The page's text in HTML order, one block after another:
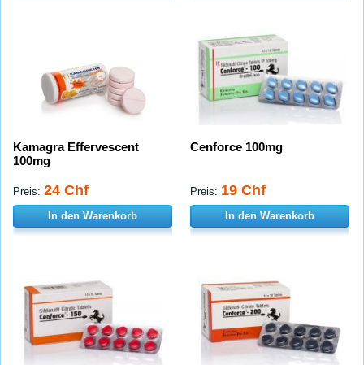
Kamagra Effervescent
100mg
Preis: 24 Chf
In den Warenkorb
Cenforce 100mg
Preis: 19 Chf
In den Warenkorb